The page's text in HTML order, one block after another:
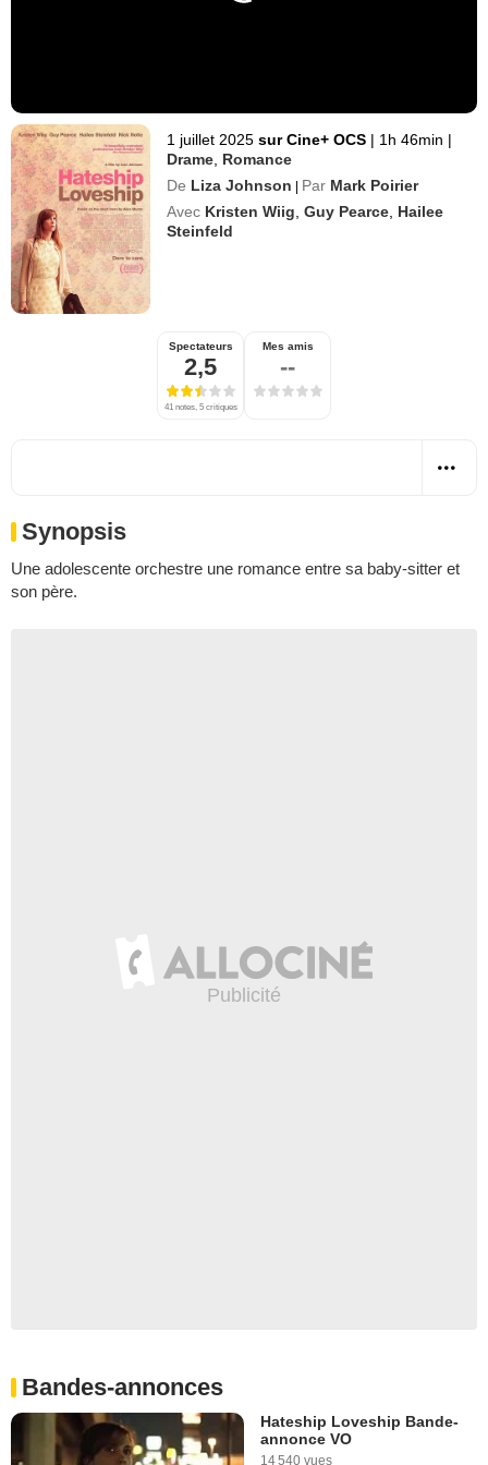
1 juillet 2025 sur Cine+ OCS | 1h 46min |
Drame Romance
De Liza Johnson | Par Mark Poirier
Avec Kristen Wiig ,Guy Pearce Hailee
Steinfeld
Spectateurs
2,5
41 notes, 5 critiques
Mes amis
--
Synopsis
Une adolescente orchestre une romance entre sa baby-sitter et
son père.
Bandes-annonces
Hateship Loveship Bande-
annonce VO
14 540 vues